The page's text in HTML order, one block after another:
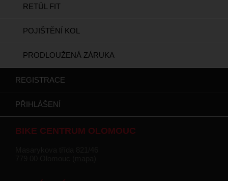
RETÜL FIT
POJIŠTĚNÍ KOL
PRODLOUŽENÁ ZÁRUKA
REGISTRACE
PŘIHLÁŠENÍ
BIKE CENTRUM OLOMOUC